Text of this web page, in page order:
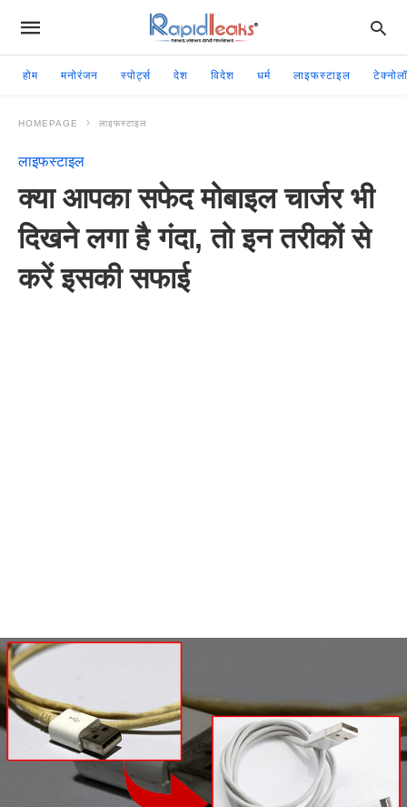
होम मनोरंजन स्पोर्ट्स देश विदेश धर्म लाइफस्टाइल
HOMEPAGE लाइफस्टाइल
लाइफस्टाइल
क्या आपका सफेद मोबाइल चार्जर भी
दिखने लगा है गंदा, तो इन तरीकों से
करें इसकी सफाई